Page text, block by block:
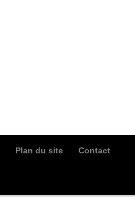
Plan du site Contact